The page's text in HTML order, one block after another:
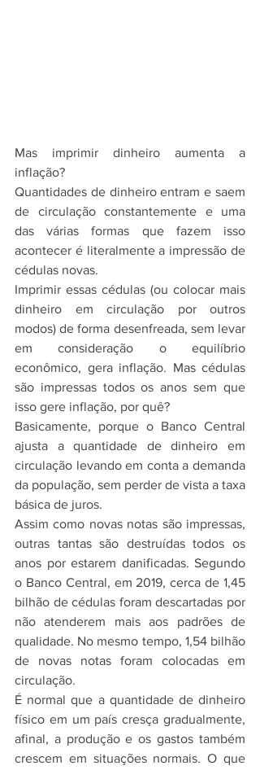
Mas imprimir dinheiro aumenta a
inflação?
Quantidades de dinheiro entram e saem
de circulação constantemente e uma
das várias formas que fazem isso
acontecer é literalmente a impressão de
cédulas novas.
Imprimir essas cédulas (ou colocar mais
dinheiro em circulação por outros
modos) de forma desenfreada, sem levar
em consideração o equilíbrio
econômico, gera inflação. Mas cédulas
são impressas todos os anos sem que
isso gere inflação, por quê?
Basicamente, porque o Banco Central
ajusta a quantidade de dinheiro em
circulação levando em conta a demanda
da população, sem perder de vista a taxa
básica de juros.
Assim como novas notas são impressas,
outras tantas são destruídas todos os
anos por estarem danificadas. Segundo
o Banco Central, em 2019, cerca de 1,45
bilhão de cédulas foram descartadas por
não atenderem mais aos padrões de
qualidade. No mesmo tempo, 1,54 bilhão
de novas notas foram colocadas em
circulação.
É normal que a quantidade de dinheiro
físico em um país cresça gradualmente,
afinal, a produção e os gastos também
crescem em situações normais. O que